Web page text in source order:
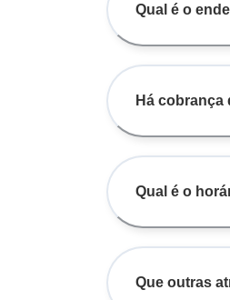
Qual é o
Há cobrança
Qual é o
Que outras